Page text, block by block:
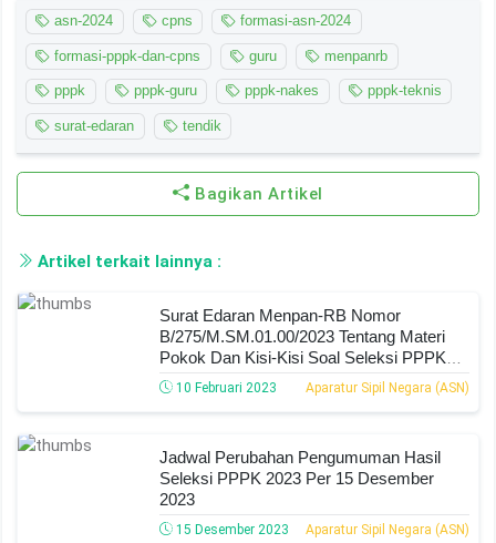
asn-2024 cpns formasi-asn-2024
formasi-pppk-dan-cpns guru menpanrb
pppk pppk-guru pppk-nakes pppk-teknis
surat-edaran tendik
Bagikan Artikel
Artikel terkait lainnya :
Surat Edaran Menpan-RB Nomor
B/275/M.SM.01.00/2023 Tentang Materi
Pokok Dan Kisi-Kisi Soal Seleksi PPPK
Teknis Tahun 2022
10 Februari 2023 Aparatur Sipil Negara (ASN)
Jadwal Perubahan Pengumuman Hasil
Seleksi PPPK 2023 Per 15 Desember
2023
15 Desember 2023 Aparatur Sipil Negara (ASN)